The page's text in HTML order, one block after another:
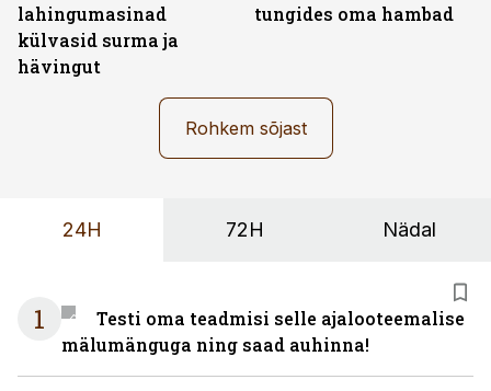
lahingumasinad
külvasid surma ja
hävingut
tungides oma hambad
Rohkem sõjast
24H 72H Nädal
1
Testi oma teadmisi selle ajalooteemalise
mälumänguga ning saad auhinna!